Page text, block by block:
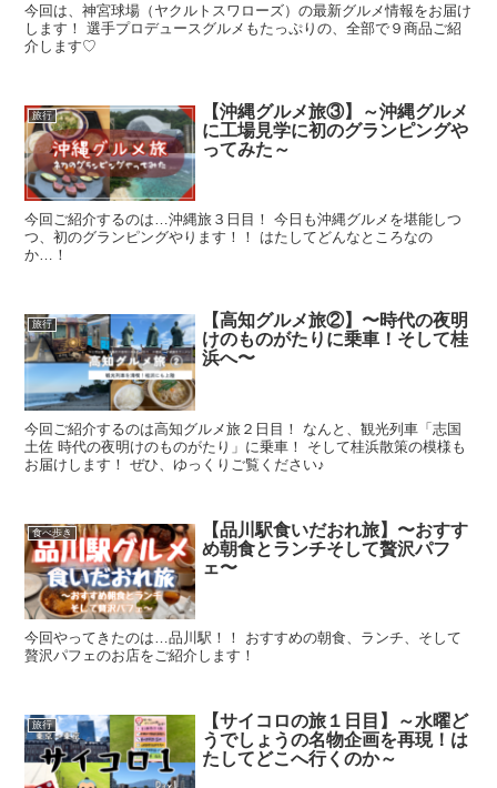
今回は、神宮球場（ヤクルトスワローズ）の最新グルメ情報をお届け
します！ 選手プロデュースグルメもたっぷりの、全部で９商品ご紹
介します♡
旅行
【沖縄グルメ旅③】～沖縄グルメ
に工場見学に初のグランピングや
ってみた～
今回ご紹介するのは…沖縄旅３日目！ 今日も沖縄グルメを堪能しつ
つ、初のグランピングやります！！ はたしてどんなところなの
か…！
旅行
【高知グルメ旅②】〜時代の夜明
けのものがたりに乗車！そして桂
浜へ〜
今回ご紹介するのは高知グルメ旅２日目！ なんと、観光列車「志国
土佐 時代の夜明けのものがたり」に乗車！ そして桂浜散策の模様も
お届けします！ ぜひ、ゆっくりご覧ください♪
食べ歩き
【品川駅食いだおれ旅】〜おすす
め朝食とランチそして贅沢パフ
ェ〜
今回やってきたのは…品川駅！！ おすすめの朝食、ランチ、そして
贅沢パフェのお店をご紹介します！
旅行
【サイコロの旅１日目】～水曜ど
うでしょうの名物企画を再現！は
たしてどこへ行くのか～